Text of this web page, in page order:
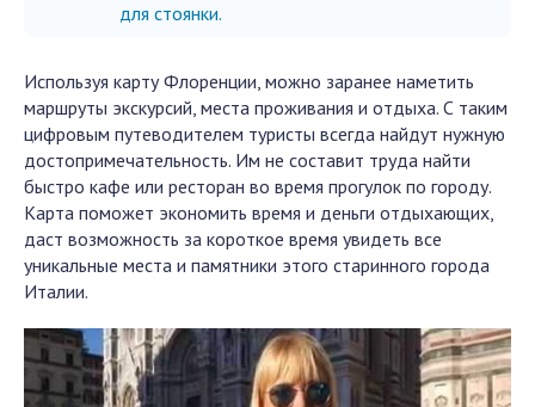
для стоянки.
Используя карту Флоренции, можно заранее наметить
маршруты экскурсий, места проживания и отдыха. С таким
цифровым путеводителем туристы всегда найдут нужную
достопримечательность. Им не составит труда найти
быстро кафе или ресторан во время прогулок по городу.
Карта поможет экономить время и деньги отдыхающих,
даст возможность за короткое время увидеть все
уникальные места и памятники этого старинного города
Италии.